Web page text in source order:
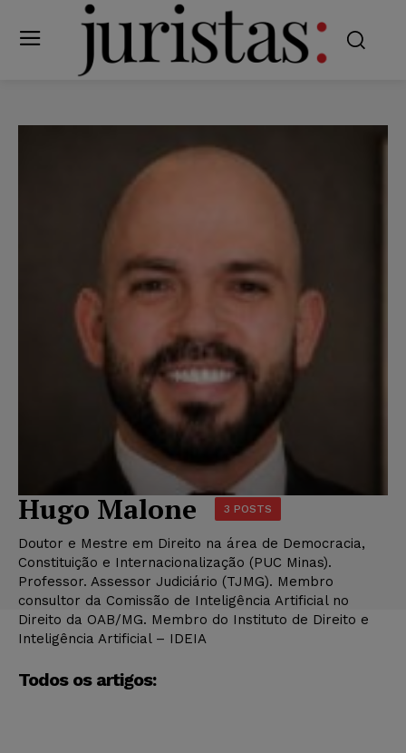
Hugo Malone 3 POSTS
Doutor e Mestre em Direito na área de Democracia,
Constituição e Internacionalização (PUC Minas).
Professor. Assessor Judiciário (TJMG). Membro
consultor da Comissão de Inteligência Artificial no
Direito da OAB/MG. Membro do Instituto de Direito e
Inteligência Artificial – IDEIA
Todos os artigos: